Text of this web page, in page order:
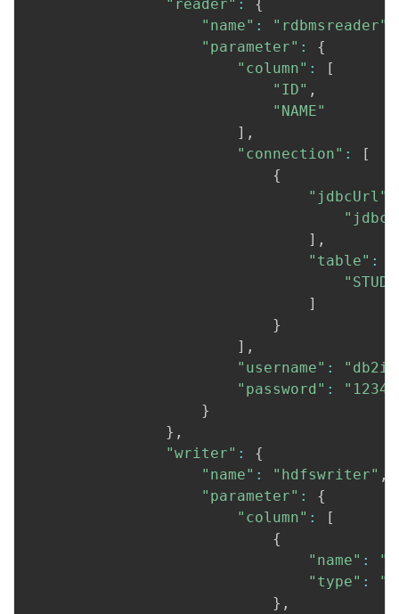
"reader" :
{
"name" : "rdbmsreader"
"parameter" :
{
"column" :
[
"ID" ,
"NAME"
] ,
"connection" :
[
{
"jdbcUrl"
] ,
"table" :
]
}
] ,
"username" :
"password" :
}
} ,
"writer" :
{
"name" : "hdfswriter" ,
"parameter" :
{
"column" :
[
{
"name" :
"type" :
} ,